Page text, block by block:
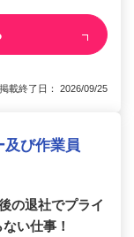
載終了日： 2026/09/25
及び作業員
の退社でプライ
い仕事！